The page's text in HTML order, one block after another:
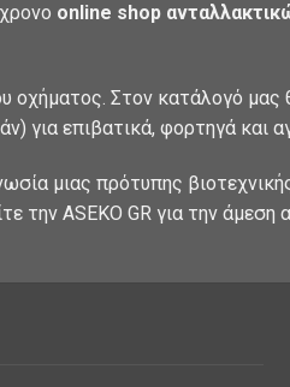
online shop
οχήματος. Στον κατάλογό μας
για επιβατικά, φορτηγά και
μιας πρότυπης
την ASEKO GR για την